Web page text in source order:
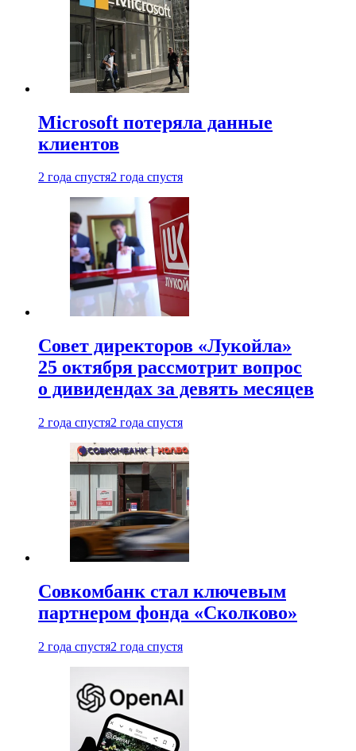
Microsoft потеряла данные
клиентов
2 года спустя2 года спустя
Совет директоров «Лукойла»
25 октября рассмотрит вопрос
о дивидендах за девять месяцев
2 года спустя2 года спустя
Совкомбанк стал ключевым
партнером фонда «Сколково»
2 года спустя2 года спустя